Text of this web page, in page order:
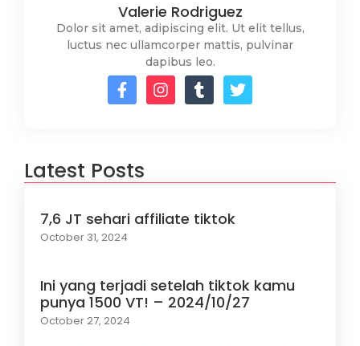
Valerie Rodriguez
Dolor sit amet, adipiscing elit. Ut elit tellus,
luctus nec ullamcorper mattis, pulvinar
dapibus leo.
Latest Posts
7,6 JT sehari affiliate tiktok
October 31, 2024
Ini yang terjadi setelah tiktok kamu
punya 1500 VT! – 2024/10/27
October 27, 2024